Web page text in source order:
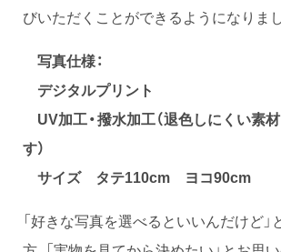
びいただくことができるようになりまし
写真仕様：
デジタルプリント
UV加工・撥水加工（退色しにくい素
す）
サイズ タテ110cm ヨコ90cm
「好きな写真を選べるといいんだけど」